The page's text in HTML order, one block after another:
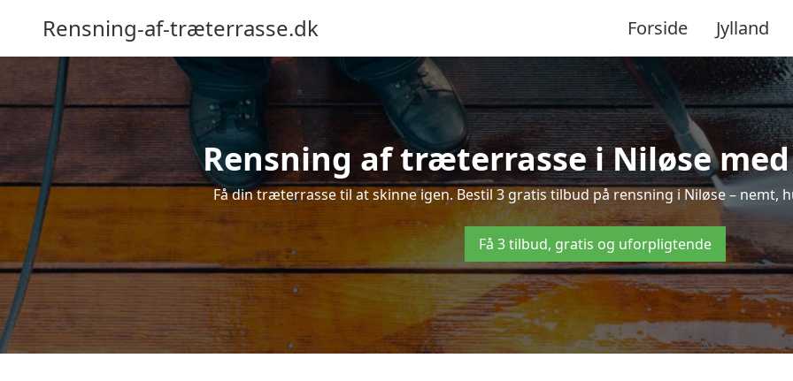
Rensning-af-træterrasse.dk Forside Jylland
Rensning af træterrasse i Niløse
Få din træterrasse til at skinne igen. Bestil 3 gratis tilbud på rensning i Niløse – nemt,
Få 3 tilbud, gratis og uforpligtende